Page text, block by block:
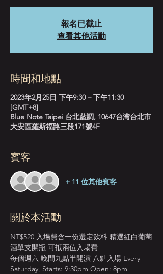
報名已截止
查看其他活動
時間和地點
2023年2月25日 下午9:30 – 下午11:30
[GMT+8]
Blue Note Taipei 台北藍調, 10647台湾台北市
大安區羅斯福路三段171號4F
賓客
+ 11 位其他賓客
關於本活動
NT$520 入場費含一份選定飲料 精選紅白葡萄
酒單支開瓶 可抵兩位入場費
每個週六 晚間九點半開演 八點入場 Every
Saturday, Starts: 9:30pm Open: 8pm